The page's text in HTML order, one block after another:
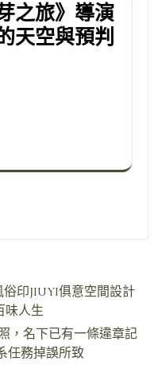
之旅》導演
天空與預判
印JIUYI俱意空間設計
味人生
，名下已有一條違章記
任務掉誤所致